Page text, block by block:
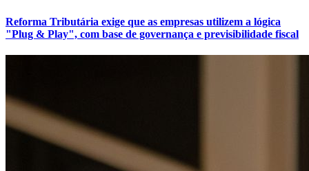
Reforma Tributária exige que as empresas utilizem a lógica
"Plug & Play", com base de governança e previsibilidade fiscal